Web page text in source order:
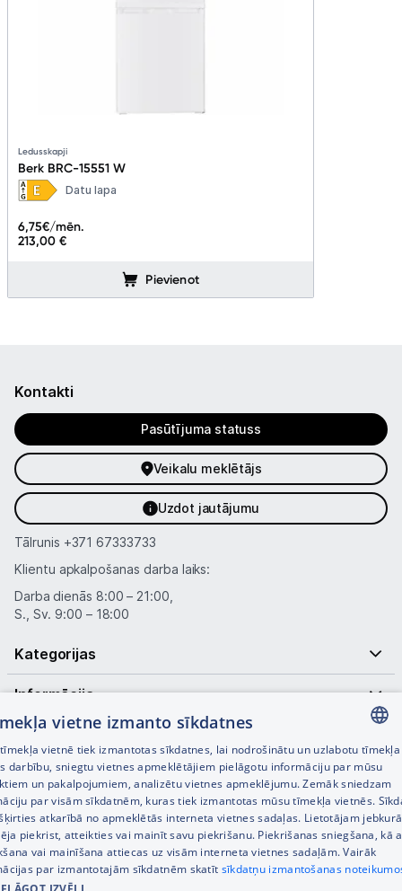
Ledusskapji
Berk BRC-15551 W
Datu lapa
213,00 €
6,75€/mēn.
Pievienot
Kontakti
Pasūtījuma statuss
Veikalu meklētājs
Uzdot jautājumu
Tālrunis +371 67333733
Klientu apkalpošanas darba laiks:
Darba dienās 8:00 – 21:00,
S., Sv. 9:00 – 18:00
Kategorijas
Informācija
Noderīgas saites
LATVIAN
RUSSIAN
ENGLISH
vietne izmanto sīkdatnes
vietnē tiek izmantotas sīkdatnes, lai nodrošinātu un uzlabotu tīmekļa
darbību, sniegtu vietnes apmeklētājiem pielāgotu informāciju par mūsu
un pakalpojumiem, analizētu vietnes apmeklējumu. Zemāk sniedzam
par visām sīkdatnēm, kuras tiek izmantotas mūsu tīmekļa vietnēs.
atkarībā no apmeklētās interneta vietnes sadaļas. Lietotājam
piekrist, atteikties vai mainīt savu piekrišanu. Piekrišanas sniegšana, kā
vai mainīšana attiecas uz visām interneta vietnes sadaļām. Vairāk
par izmantotajām sīkdatnēm skatīt sīkdatņu izmantošanas